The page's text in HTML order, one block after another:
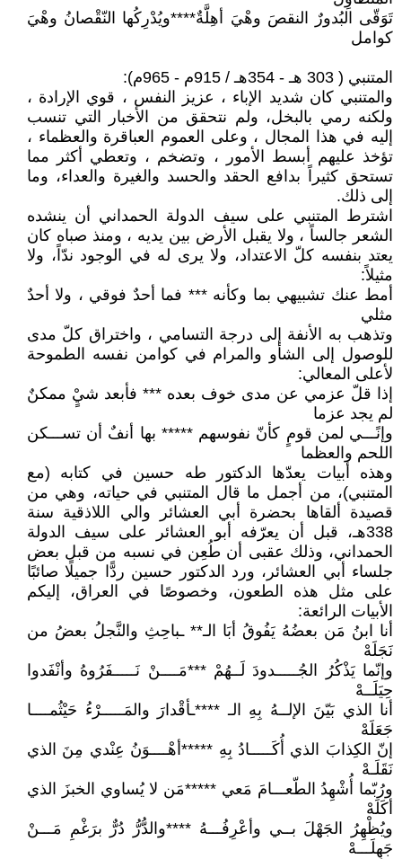
تَوَقّى البُدورٌ النقصَ وهْيَ أهِلَّةٌ****ويُدْرِكُها النّقْصانُ وهْيَ
كوامل
المتنبي ( 303 هـ - 354هـ / 915م - 965م):
والمتنبي كان شديد الإباء ، عزيز النفس ، قوي الإرادة ،
ولكنه رمي بالبخل، ولم نتحقق من الأخبار التي تنسب
إليه في هذا المجال ، وعلى العموم العباقرة والعظماء ،
تؤخذ عليهم أبسط الأمور ، وتضخم ، وتعطي أكثر مما
تستحق كثيراً بدافع الحقد والحسد والغيرة والعداء، وما
إلى ذلك.
اشترط المتنبي على سيف الدولة الحمداني أن ينشده
الشعر جالساً ، ولا يقبل الأرض بين يديه ، ومنذ صباه كان
يعتد بنفسه كلّ الاعتداد، ولا يرى له في الوجود ندّاً، ولا
مثيلاً:
أمط عنك تشبيهي بما وكأنه *** فما أحدٌ فوقي ، ولا أحدٌ
مثلي
وتذهب به الأنفة إلى درجة التسامي ، واختراق كلّ مدى
للوصول إلى الشأو والمرام في كوامن نفسه الطموحة
لأعلى المعالي:
إذا قلّ عزمي عن مدى خوف بعده *** فأبعد شيٍْ ممكنٌ
لم يجد عزما
وإنًـــي لمن قومٍ كأنّ نفوسهم ***** بها أنفٌ أن تســـكن
اللحم والعظما
وهذه أبيات يعدّها الدكتور طه حسين في كتابه (مع
المتنبي)، من أجمل ما قال المتنبي في حياته، وهي من
قصيدة ألقاها بحضرة أبي العشائر والي اللاذقية سنة
338هـ، قبل أن يعرّفه أبو العشائر على سيف الدولة
الحمداني، وذلك عقبى أن طُعِن في نسبه من قبل بعض
جلساء أبي العشائر، ورد الدكتور حسين ردًّا جميلًا صائبًا
على مثل هذه الطعون، وخصوصًا في العراق، إليكم
الأبيات الرائعة:
أنا ابنُ مَن بعضُهُ يَفُوقُ أبَا الـ** ـباحِثِ والنَّجلُ بعضُ من
نَجَلَهْ
وإنّما يَذْكُرُ الجُـــــدودَ لَــهُمْ ***مَــــنْ نَـــــفَرُوهُ وأنْفَدوا
حِيَلَــهْ
أنا الذي بَيّنَ الإلــهُ بِهِ الـ ****ـأقْدارَ والمَـــــرْءُ حَيْثُمــــا
جَعَلَهْ
إنّ الكِذابَ الذي أُكَـــــادُ بِهِ *****أهْــــوَنُ عِنْدي مِنَ الذي
نَقَلَـهْ
ورُبّما أُشْهِدُ الطّعـــامَ مَعي *****مَن لا يُساوي الخبزَ الذي
أكَلَهْ
ويُظْهِرُ الجَهْلَ بــي وأعْرِفُـــهُ ****والدُّرُّ دُرٌّ برَغْمِ مَـــنْ
جَهِلَـــهْ